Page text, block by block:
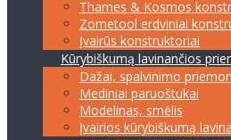
Thames & Kosmos
Zometool erdviniai
Įvairūs konstruktoriai
Kūrybiškumą lavinančios
Dažai, spalvinimo
Mediniai paruoštukai
Modelinas, smėlis
Įvairios kūrybiškumą